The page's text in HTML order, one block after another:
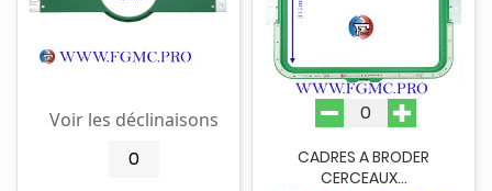
Voir les déclinaisons
CADRES A BRODER
CERCEAUX...